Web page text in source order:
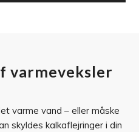
varmeveksler
varme vand – eller måske
skyldes kalkaflejringer i din